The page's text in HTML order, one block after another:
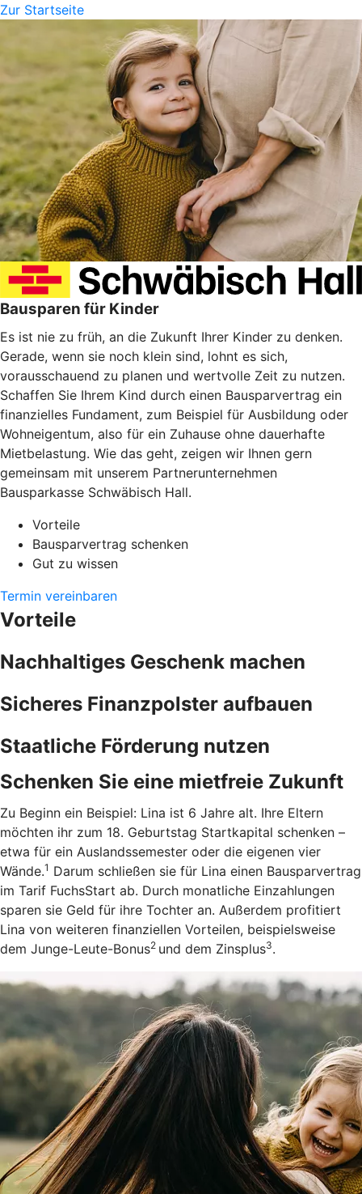
Zur Startseite
Bausparen für Kinder
Es ist nie zu früh, an die Zukunft Ihrer Kinder zu denken.
Gerade, wenn sie noch klein sind, lohnt es sich,
vorausschauend zu planen und wertvolle Zeit zu nutzen.
Schaffen Sie Ihrem Kind durch einen Bausparvertrag ein
finanzielles Fundament, zum Beispiel für Ausbildung oder
Wohneigentum, also für ein Zuhause ohne dauerhafte
Mietbelastung. Wie das geht, zeigen wir Ihnen gern
gemeinsam mit unserem Partnerunternehmen
Bausparkasse Schwäbisch Hall.
Vorteile
Bausparvertrag schenken
Gut zu wissen
Termin vereinbaren
Vorteile
Nachhaltiges Geschenk machen
Sicheres Finanzpolster aufbauen
Staatliche Förderung nutzen
Schenken Sie eine mietfreie Zukunft
Zu Beginn ein Beispiel: Lina ist 6 Jahre alt. Ihre Eltern
möchten ihr zum 18. Geburtstag Startkapital schenken –
etwa für ein Auslandssemester oder die eigenen vier
Wände.1 Darum schließen sie für Lina einen Bausparvertrag
im Tarif FuchsStart ab. Durch monatliche Einzahlungen
sparen sie Geld für ihre Tochter an. Außerdem profitiert
Lina von weiteren finanziellen Vorteilen, beispielsweise
dem Junge-Leute-Bonus2 und dem Zinsplus3.